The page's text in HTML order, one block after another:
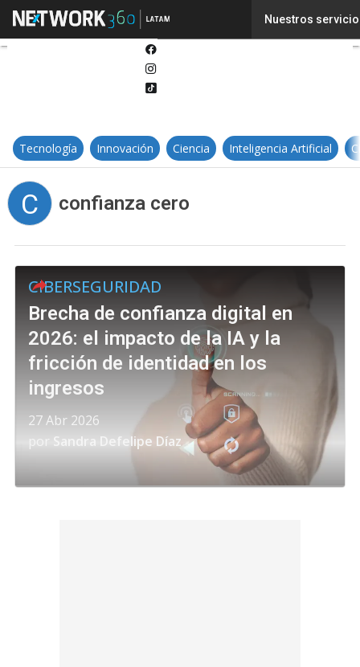
Nuestros
Tecnología Innovación Ciencia Inteligencia Artificial
C confianza cero
CIBERSEGURIDAD
Brecha de confianza digital en
2026: el impacto de la IA y la
fricción de identidad en los
ingresos
27 Abr 2026
por Sandra Defelipe Díaz